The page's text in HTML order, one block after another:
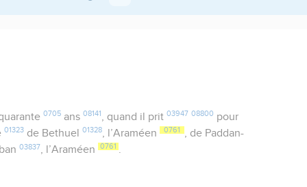
0705ans 08141 , quand il prit 03947 08800 pour
01323 de Bethuel01328, l’Araméen 0761
, de Paddan-
03837, l’Araméen 0761 .